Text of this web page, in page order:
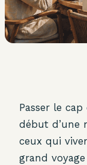
Passer le
début d’une
ceux qui
grand